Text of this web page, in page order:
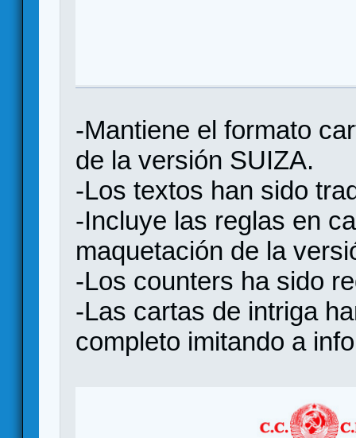
-Mantiene el formato
de la versión SUIZA.
-Los textos han sido
-Incluye las reglas en
maquetación de la
-Los counters ha sido
-Las cartas de intriga
completo imitando a